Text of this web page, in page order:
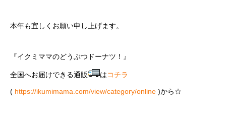
本年も宜しくお願い申し上げます。
『イクミママのどうぶつドーナツ！』
全国へお届けできる通販 はコチラ
( https://ikumimama.com/view/category/online )から☆